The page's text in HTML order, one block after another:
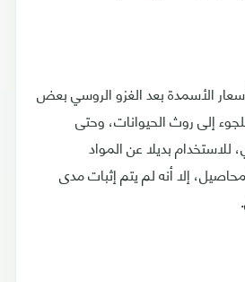
الأسمدة بعد الغزو الروسي بعض
إلى روث الحيوانات، وحتى
بديلا عن المواد
إلا أنه لم يتم إثبات مدى